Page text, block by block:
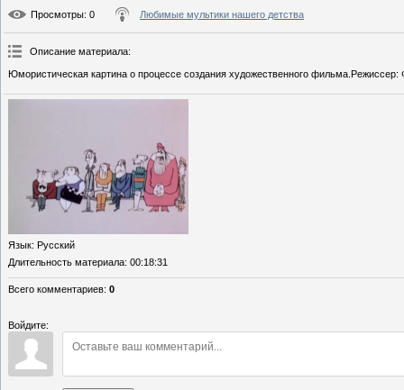
Просмотры: 0 Любимые мультики нашего детства
Описание материала:
Юмористическая картина о процессе создания художественного фильма.Режиссер:
Язык: Русский
Длительность материала: 00:18:31
Всего комментариев: 0
Войдите: